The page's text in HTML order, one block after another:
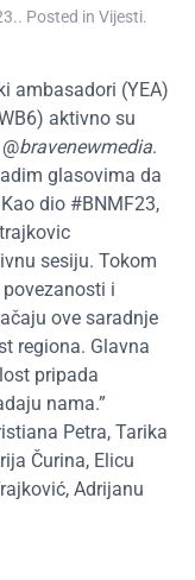
. Posted in Vijesti.
ambasadori (YEA)
aktivno su
bravenewmedia.
glasovima da
dio #BNMF23,
sesiju. Tokom
povezanosti i
ove saradnje
regiona. Glavna
pripada
nama.”
Petra, Tarika
Čurina, Elicu
Adrijanu